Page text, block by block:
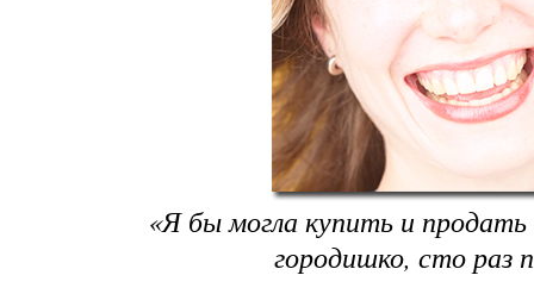
«Я бы могла купить и
городишко, сто раз